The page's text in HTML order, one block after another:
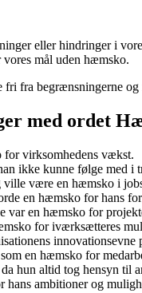
eller hindringer i
mål uden hæmsko.
fra begrænsningerne og
med ordet
for virksomhedens vækst.
ikke kunne følge med i
ville være en hæmsko i
en hæmsko for hans
var en hæmsko for
for iværksætteres
innovationsevne
en hæmsko for
hun altid tog hensyn til
ambitioner og